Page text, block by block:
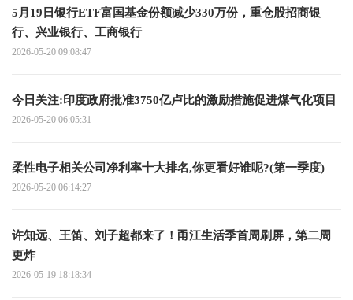
5月19日银行ETF富国基金份额减少330万份，重仓股招商银
行、兴业银行、工商银行
2026-05-20 09:08:47
今日关注:印度政府批准3750亿卢比的激励措施促进煤气化项目
2026-05-20 06:05:31
柔性电子相关公司净利率十大排名,你更看好谁呢?(第一季度)
2026-05-20 06:14:27
许知远、王笛、刘子超都来了！甬江生活季首周刷屏，第二周
更炸
2026-05-19 18:18:34